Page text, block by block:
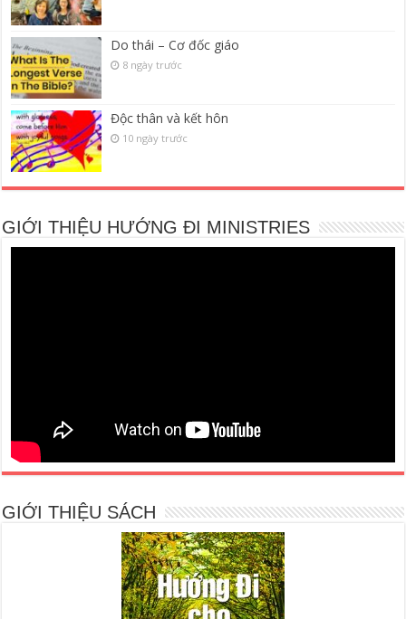
Do thái – Cơ đốc giáo
8 ngày trước
Độc thân và kết hôn
10 ngày trước
GIỚI THIỆU HƯỚNG ĐI MINISTRIES
GIỚI THIỆU SÁCH